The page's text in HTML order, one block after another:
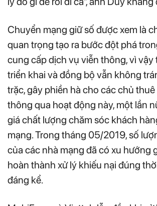
Chuyển mạng giữ số được xem là
quan trọng tạo ra bước đột phá
cung cấp dịch vụ viễn thông, vì vậy
triển khai và đồng bộ vẫn không
trặc, gây phiền hà cho các chủ
thông qua hoạt động này, một lần
giá chất lượng chăm sóc khách
mạng. Trong tháng 05/2019, số
của các nhà mạng đã có xu hướng
hoàn thành xử lý khiếu nại đúng
đáng kể.